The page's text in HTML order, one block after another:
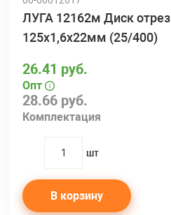
ЛУГА 12162м Диск
125х1,6х22мм (25/400)
28.66 руб.
Комплектация
26.41 руб.
Опт
quantity
шт
В корзину